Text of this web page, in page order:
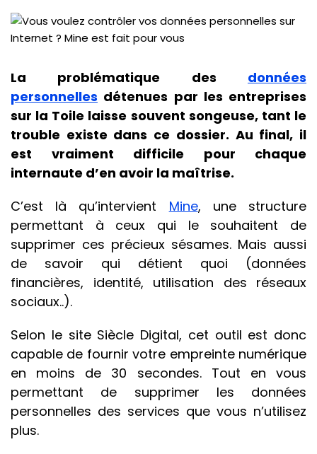
La problématique des données
personnelles détenues par les entreprises
sur la Toile laisse souvent songeuse, tant le
trouble existe dans ce dossier. Au final, il
est vraiment difficile pour chaque
internaute d’en avoir la maîtrise.
C’est là qu’intervient Mine, une structure
permettant à ceux qui le souhaitent de
supprimer ces précieux sésames. Mais aussi
de savoir qui détient quoi (données
financières, identité, utilisation des réseaux
sociaux..).
Selon le site Siècle Digital, cet outil est donc
capable de fournir votre empreinte numérique
en moins de 30 secondes. Tout en vous
permettant de supprimer les données
personnelles des services que vous n’utilisez
plus.